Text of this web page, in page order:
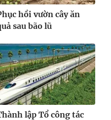
hồi vườn cây ăn
sau bão lũ
lập Tổ công tác